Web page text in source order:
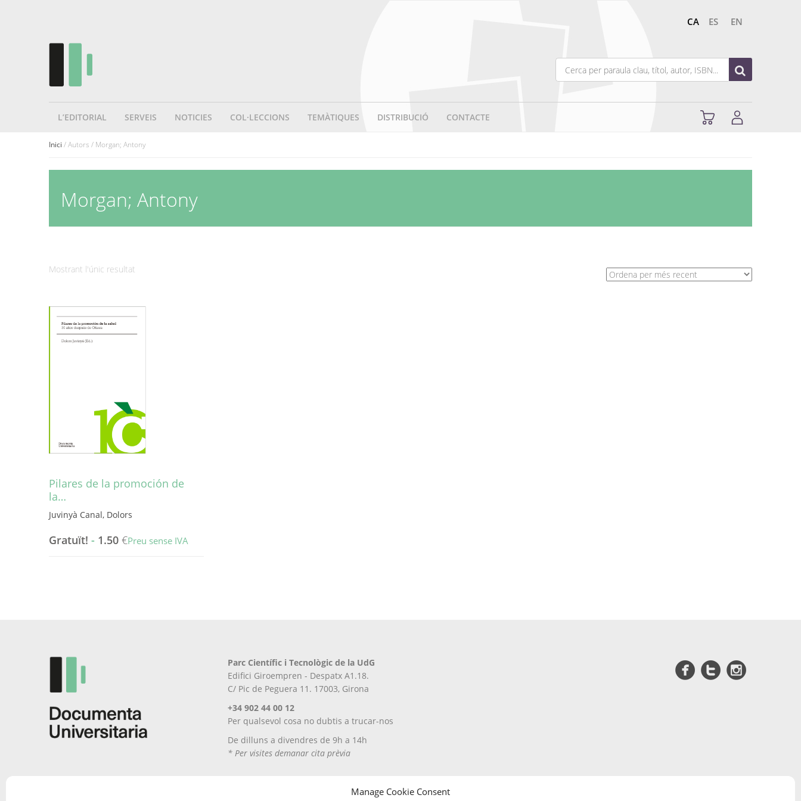
Manage Cookie Consent
CA ES EN
L’EDITORIAL SERVEIS NOTICIES COL·LECCIONS TEMÀTIQUES DISTRIBUCIÓ CONTACTE
Inici / Autors / Morgan; Antony
Morgan; Antony
Mostrant l'únic resultat
Pilares de la promoción de
la…
Juvinyà Canal, Dolors
Gratuït! - 1.50 €Preu sense IVA
pàgina
del
producte
Parc Científic i Tecnològic de la UdG
Edifici Giroempren - Despatx A1.18.
C/ Pic de Peguera 11. 17003, Girona
+34 902 44 00 12
Per qualsevol cosa no dubtis a trucar-nos
De dilluns a divendres de 9h a 14h
* Per visites demanar cita prèvia